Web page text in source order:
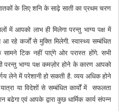
के लिए शनि के साढ़े साती का प्रथम चरण
में आपको लाभ ही मिलेगा परन्तु भाग्य पक्ष में
रहे कर्जों से मुक्ति मिलेगी. स्वास्थ्य सम्बंधित
टिक नहीं पाएंगे ओर परास्त होंगे. सभी
परन्तु भाग्य पक्ष कमज़ोर होने के कारण आपको
लेने में परेशानी हो सकती है. व्यय अधिक होने
या विदेशों से सम्बंधित कार्यों में सफलता
बढेगा एवं आपके द्वारा कुछ धार्मिक कार्य संपन्न